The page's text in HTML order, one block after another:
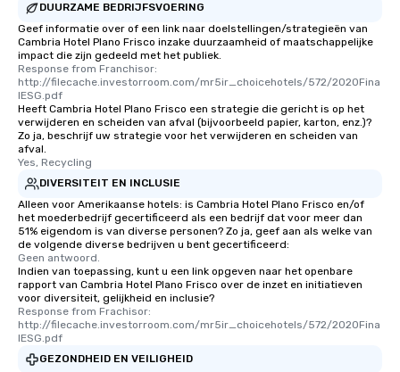
DUURZAME BEDRIJFSVOERING
Geef informatie over of een link naar doelstellingen/strategieën van
Cambria Hotel Plano Frisco inzake duurzaamheid of maatschappelijke
impact die zijn gedeeld met het publiek.
Response from Franchisor:
http://filecache.investorroom.com/mr5ir_choicehotels/572/2020Fina
lESG.pdf
Heeft Cambria Hotel Plano Frisco een strategie die gericht is op het
verwijderen en scheiden van afval (bijvoorbeeld papier, karton, enz.)?
Zo ja, beschrijf uw strategie voor het verwijderen en scheiden van
afval.
Yes, Recycling
DIVERSITEIT EN INCLUSIE
Alleen voor Amerikaanse hotels: is Cambria Hotel Plano Frisco en/of
het moederbedrijf gecertificeerd als een bedrijf dat voor meer dan
51% eigendom is van diverse personen? Zo ja, geef aan als welke van
de volgende diverse bedrijven u bent gecertificeerd:
Geen antwoord.
Indien van toepassing, kunt u een link opgeven naar het openbare
rapport van Cambria Hotel Plano Frisco over de inzet en initiatieven
voor diversiteit, gelijkheid en inclusie?
Response from Frachisor:
http://filecache.investorroom.com/mr5ir_choicehotels/572/2020Fina
lESG.pdf
GEZONDHEID EN VEILIGHEID